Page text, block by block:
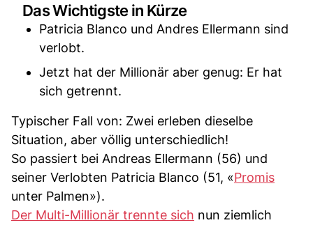
Das Wichtigste in Kürze
Patricia Blanco und Andres Ellermann sind
verlobt.
Jetzt hat der Millionär aber genug: Er hat
sich getrennt.
Typischer Fall von: Zwei erleben dieselbe
Situation, aber völlig unterschiedlich!
So passiert bei Andreas Ellermann (56) und
seiner Verlobten Patricia Blanco (51, «Promis
unter Palmen»).
Der Multi-Millionär trennte sich nun ziemlich